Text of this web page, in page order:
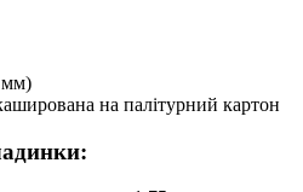
мм)
на палітурний картон